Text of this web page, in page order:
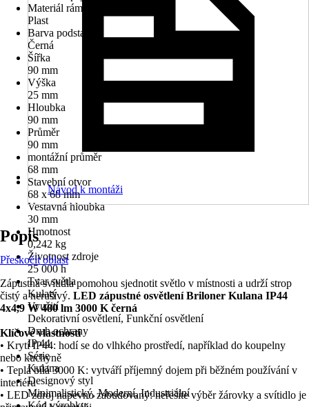
Materiál rámu
Plast
Barva podstavce
Černá
Šířka
90 mm
Výška
25 mm
Hloubka
90 mm
Průměr
90 mm
montážní průměr
68 mm
Stavební otvor
68 x 68 mm
Vestavná hloubka
30 mm
Hmotnost
0,242 kg
Životnost zdroje
25 000 h
Tvar světla
Kulatý
Využití
Dekorativní osvětlení, Funkční osvětlení
Druh ochrany
IP 44
Série
Kulana
Designový styl
Minimalistický, Moderní, Industriální
Návod k montáži
Popis
Přeskočit oblast
Zápustná svítidla pomohou sjednotit světlo v místnosti a udrží strop
čistý a nerušivý. LED zápustné osvětlení Briloner Kulana IP44
4x4,9 W 480 lm 3000 K černá
Klíčové vlastnosti
• Krytí IP44: hodí se do vlhkého prostředí, například do koupelny
nebo kuchyně
• Teplá bílá 3000 K: vytváří příjemný dojem při běžném používání v
interiéru
• LED zdroj napevno zabudovaný: neřešíte výběr žárovky a svítidlo je